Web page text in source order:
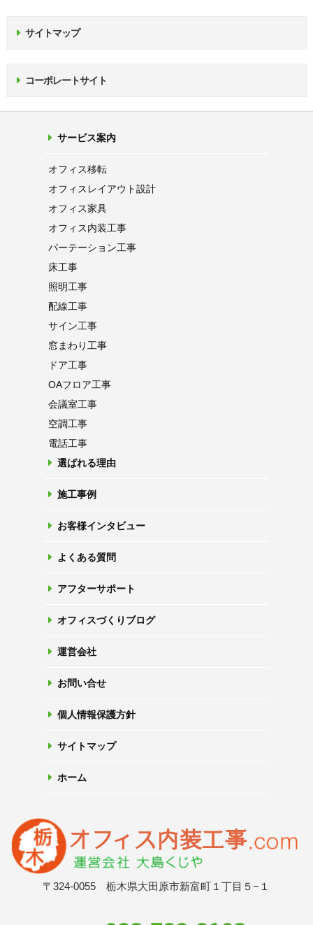
サイトマップ
コーポレートサイト
サービス案内
オフィス移転
オフィス レイアウト設計
オフィス家具
オフィス内装工事
パーテーション工事
床工事
照明工事
配線工事
サイン工事
窓まわり工事
ドア工事
OAフロア工事
会議室工事
空調工事
電話工事
選ばれる理由
施工事例
お客様インタビュー
よくある質問
アフターサポート
オフィスづくりブログ
運営会社
お問い合せ
個人情報保護方針
サイトマップ
ホーム
〒324-0055 栃木県大田原市新富町１丁目５−１